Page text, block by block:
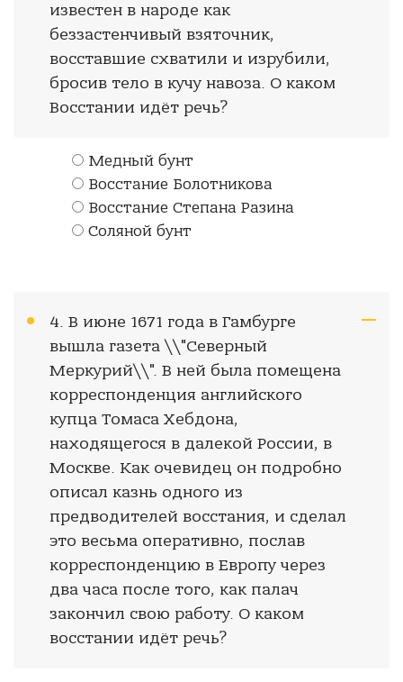
известен в народе как
беззастенчивый взяточник,
восставшие схватили и изрубили,
бросив тело в кучу навоза. О каком
Восстании идёт речь?
Медный бунт
Восстание Болотникова
Восстание Степана Разина
Соляной бунт
4. В июне 1671 года в Гамбурге
вышла газета \\"Северный
Меркурий\\". В ней была помещена
корреспонденция английского
купца Томаса Хебдона,
находящегося в далекой России, в
Москве. Как очевидец он подробно
описал казнь одного из
предводителей восстания, и сделал
это весьма оперативно, послав
корреспонденцию в Европу через
два часа после того, как палач
закончил свою работу. О каком
восстании идёт речь?